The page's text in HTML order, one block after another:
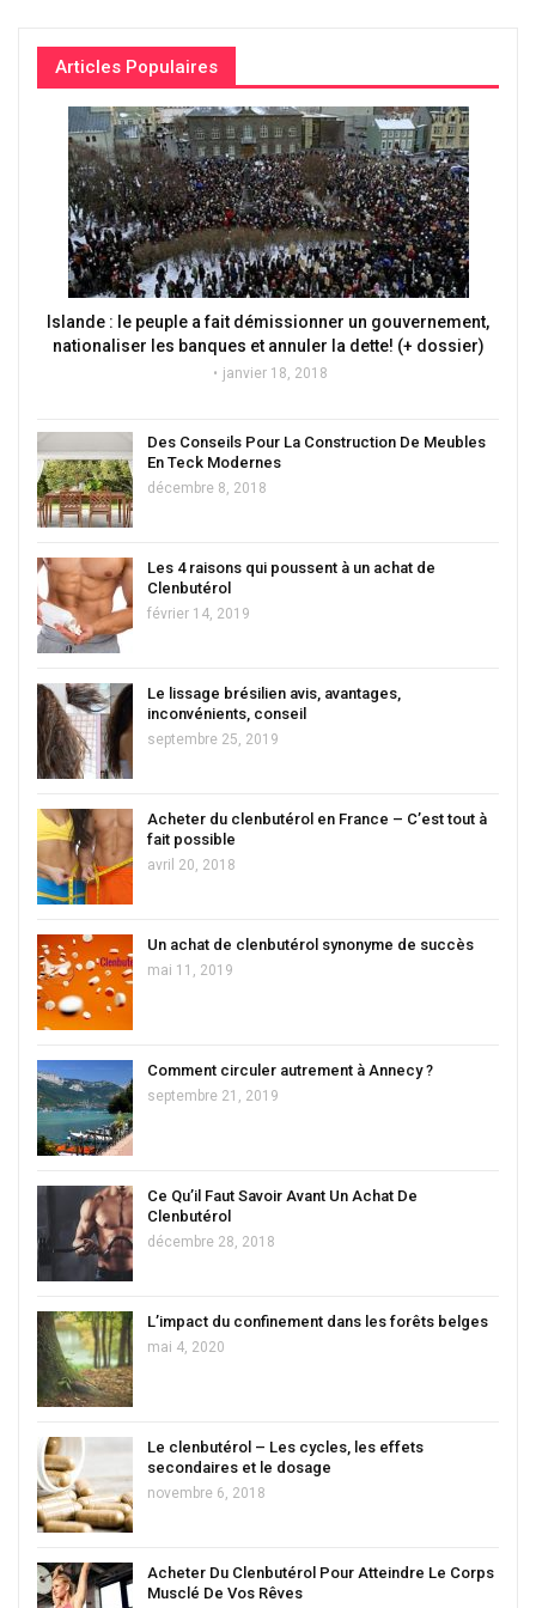
Articles Populaires
Islande : le peuple a fait démissionner un gouvernement,
nationaliser les banques et annuler la dette! (+ dossier)
janvier 18, 2018
Des Conseils Pour La Construction De Meubles
En Teck Modernes
décembre 8, 2018
Les 4 raisons qui poussent à un achat de
Clenbutérol
février 14, 2019
Le lissage brésilien avis, avantages,
inconvénients, conseil
septembre 25, 2019
Acheter du clenbutérol en France – C’est tout à
fait possible
avril 20, 2018
Un achat de clenbutérol synonyme de succès
mai 11, 2019
Comment circuler autrement à Annecy ?
septembre 21, 2019
Ce Qu’il Faut Savoir Avant Un Achat De
Clenbutérol
décembre 28, 2018
L’impact du confinement dans les forêts belges
mai 4, 2020
Le clenbutérol – Les cycles, les effets
secondaires et le dosage
novembre 6, 2018
Acheter Du Clenbutérol Pour Atteindre Le Corps
Musclé De Vos Rêves